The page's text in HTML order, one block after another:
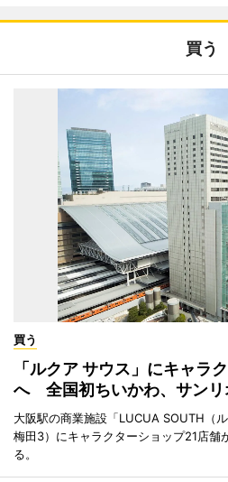
買う
買う
「ルクア サウス」にキャラ
へ 全国初ちいかわ、サンリ
大阪駅の商業施設「LUCUA SOUTH（
梅田3）にキャラクターショップ21店舗
る。